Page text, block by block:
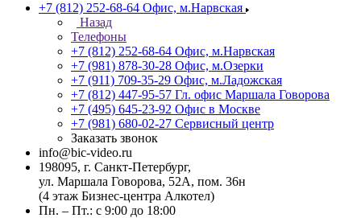
+7 (812) 252-68-64 Офис, м.Нарвская
Назад
Телефоны
+7 (812) 252-68-64 Офис, м.Нарвская
+7 (981) 878-30-28 Офис, м.Озерки
+7 (911) 709-35-29 Офис, м.Ладожская
+7 (812) 447-95-57 Гл. офис Маршала Говорова
+7 (495) 645-23-92 Офис в Москве
+7 (981) 680-02-27 Сервисный центр
Заказать звонок
info@bic-video.ru
198095, г. Санкт-Петербург,
ул. Маршала Говорова, 52А, пом. 36н
(4 этаж Бизнес-центра Алкотел)
Пн. – Пт.: с 9:00 до 18:00